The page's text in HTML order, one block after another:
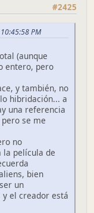
#2425
PM
(aunque
entero, pero
y también, no
hibridación... a
una referencia
se me
no
la película de
bien
un
el creador está